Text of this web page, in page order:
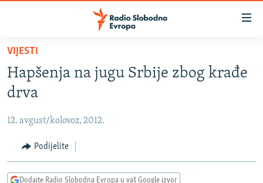
Pređite
glavni
sadržaj
na
navigaciju
Pređite
na
BOSNA I HERCEGOVINA
KOSOVO
CRNA GORA
VIJESTI
Hapšenja na jugu Srbije zbog krađe
drva
12. avgust/kolovoz, 2012.
Podijelite
Dodajte Radio Slobodna Evropa u vaš Google izvor